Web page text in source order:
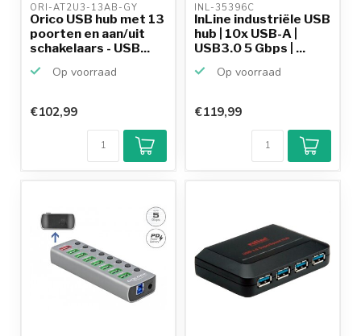
ORI-AT2U3-13AB-GY
Orico USB hub met 13
poorten en aan/uit
schakelaars - USB...
Op voorraad
€102,99
INL-35396C
InLine industriële USB
hub | 10x USB-A |
USB3.0 5 Gbps | ...
Op voorraad
€119,99